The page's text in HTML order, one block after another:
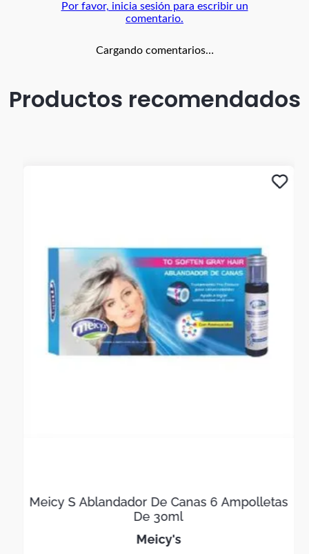
Por favor, inicia sesión para escribir un
comentario.
Cargando comentarios…
Productos recomendados
Meicy S Ablandador De Canas 6 Ampolletas
De 30ml
meicy's